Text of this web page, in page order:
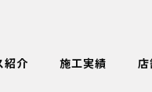
紹介 施工実績